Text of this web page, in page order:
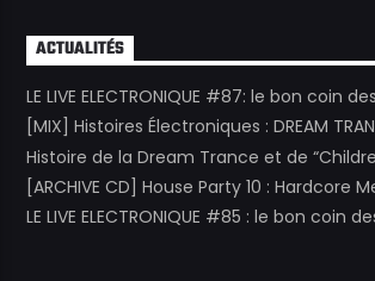
ACTUALITÉS
LE LIVE ELECTRONIQUE #87: le bon coin
[MIX] Histoires Électroniques : DREAM
Histoire de la Dream Trance et de
[ARCHIVE CD] House Party 10 : Hardcore
LE LIVE ELECTRONIQUE #85 : le bon coin